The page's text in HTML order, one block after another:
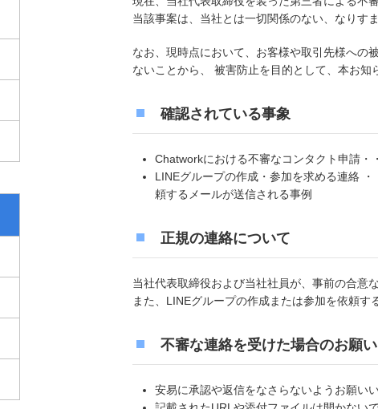
当該事案は、当社とは一切関係のない、なりす
なお、現時点において、お客様や取引先様への
ないことから、 被害防止を目的として、本お知
確認されている事象
Chatworkにおける不審なコンタクト申請・
LINEグループの作成・参加を求める連絡
頼するメールが送信される事例
正規の連絡について
当社代表取締役および当社社員が、事前の合意
また、LINEグループの作成または参加を依頼す
不審な連絡を受けた場合のお願い
安易に承認や返信をなさらないようお願いい